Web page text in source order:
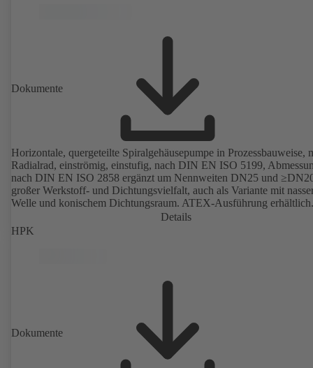
Dokumente
Horizontale, quergeteilte Spiralgehäusepumpe in Prozessbauweise,
Radialrad, einströmig, einstufig, nach DIN EN ISO 5199,
nach DIN EN ISO 2858 ergänzt um Nennweiten DN25 und
großer Werkstoff- und Dichtungsvielfalt, auch als Variante mit
Welle und konischem Dichtungsraum. ATEX-Ausführung erhältlich.
Details
HPK
Dokumente